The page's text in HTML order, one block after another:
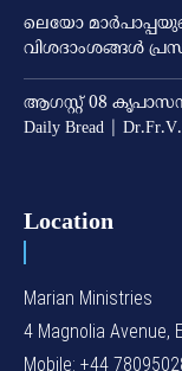
ലെയോ
വിശദാംശങ്ങള്‍
ആഗസ്റ്റ് 08
Daily Bread |
Location
Marian Ministries
4 Magnolia Avenue,
Mobile: +44